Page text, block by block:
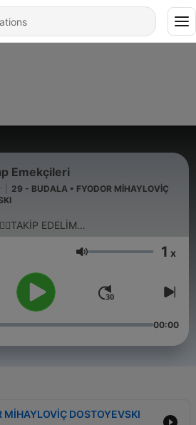
Emekçileri
29 - BUDALA • FYODOR MİHAYLOVİÇ
EDELİM…
Volume 1 x
00:00
MİHAYLOVİÇ DOSTOYEVSKI